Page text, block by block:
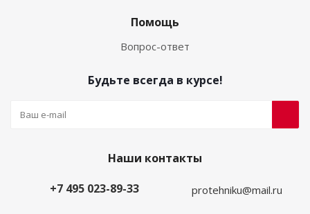
Помощь
Вопрос-ответ
Будьте всегда в курсе!
Наши контакты
+7 495 023-89-33
protehniku@mail.ru